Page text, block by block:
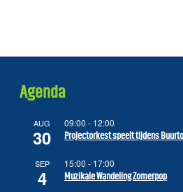
Agenda
AUG
30
09:00 - 12:00
Projectorkest speelt tijdens
SEP
4
15:00 - 17:00
Muzikale Wandeling Zomerpop